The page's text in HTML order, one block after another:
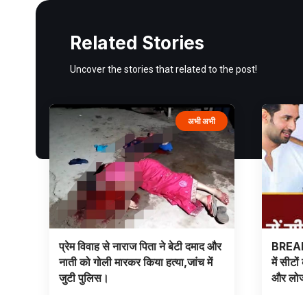
Related Stories
Uncover the stories that related to the post!
अभी अभी
प्रेम विवाह से नाराज पिता ने बेटी दमाद और
नाती को गोली मारकर किया हत्या,जांच में
जुटी पुलिस।
में
और